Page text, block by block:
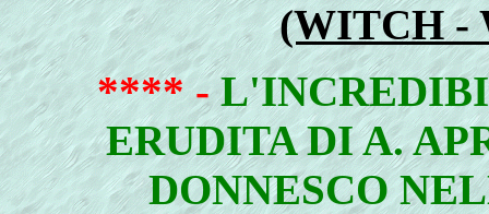
(WITCH -
**** -
ERUDITA DI A.
DONNESCO